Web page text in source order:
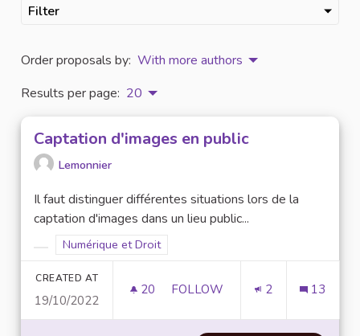
Filter
Order proposals by: With more authors
Results per page: 20
Captation d'images en public
Lemonnier
Il faut distinguer différentes situations lors de la
captation d'images dans un lieu public...
Filter results for category:
Filter results for scope: Numérique et Droit
Numérique et Droit
CREATED AT
19/10/2022
20 20 FOLLOWERS
FOLLOW 2 13